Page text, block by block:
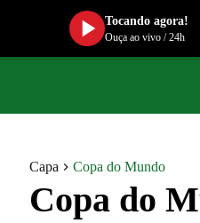
Capa Copa do Mundo
Copa do
Tocando agora!
Ouça ao vivo/24h